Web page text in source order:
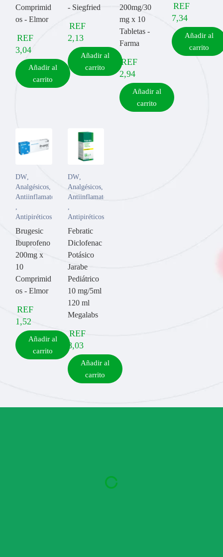
Comprimid
os - Elmor
REF
3,04
Añadir al
carrito
- Siegfried
REF
2,13
Añadir al
carrito
200mg/30
mg x 10
Tabletas -
Farma
REF
2,94
Añadir al
carrito
REF
7,34
Añadir al
carrito
DW,
Analgésicos,
Antiinflamatorios
,
Antipiréticos
Brugesic
Ibuprofeno
200mg x
10
Comprimid
os - Elmor
REF
1,52
Añadir al
carrito
DW,
Analgésicos,
Antiinflamatorios
,
Antipiréticos
Febratic
Diclofenac
Potásico
Jarabe
Pediátrico
10 mg/5ml
120 ml
Megalabs
REF
8,03
Añadir al
carrito